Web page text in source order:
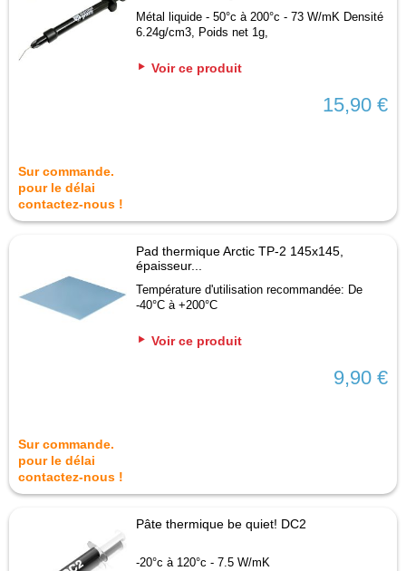
Métal liquide - 50°c à 200°c - 73 W/mK Densité
6.24g/cm3, Poids net 1g,
Voir ce produit
15,90 €
Sur commande.
pour le délai
contactez-nous !
Pad thermique Arctic TP-2 145x145,
épaisseur...
Température d'utilisation recommandée: De
-40°C à +200°C
Voir ce produit
9,90 €
Sur commande.
pour le délai
contactez-nous !
Pâte thermique be quiet! DC2
-20°c à 120°c - 7.5 W/mK